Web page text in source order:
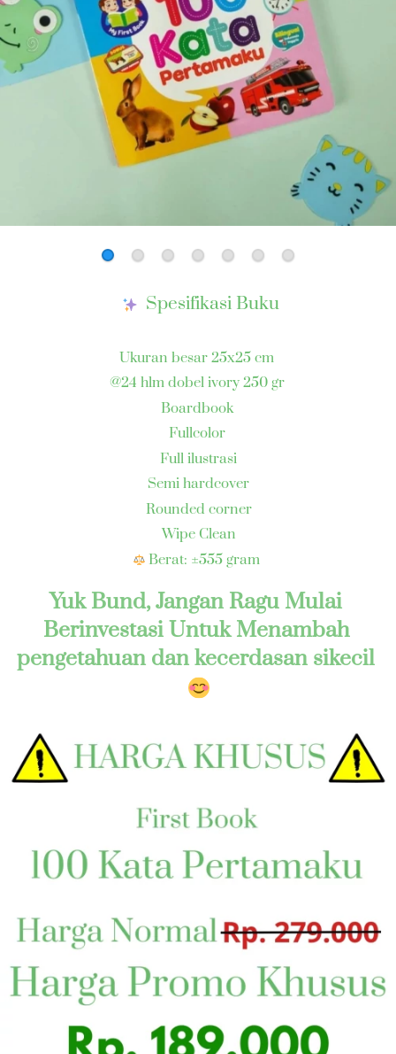
Spesifikasi Buku
Ukuran besar 25x25 cm
@24 hlm dobel ivory 250 gr
Boardbook
Fullcolor
Full ilustrasi
Semi hardcover
Rounded corner
Wipe Clean
Berat: ±555 gram
Yuk Bund, Jangan Ragu Mulai
Berinvestasi Untuk Menambah